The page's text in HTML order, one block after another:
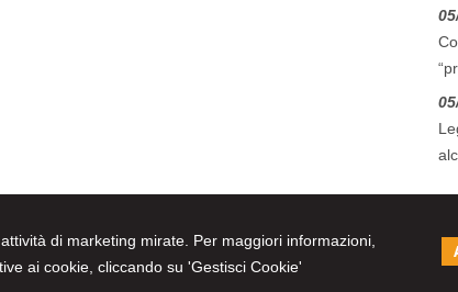
di marketing mirate. Per maggiori informazioni,
ai cookie, cliccando su 'Gestisci Cookie'